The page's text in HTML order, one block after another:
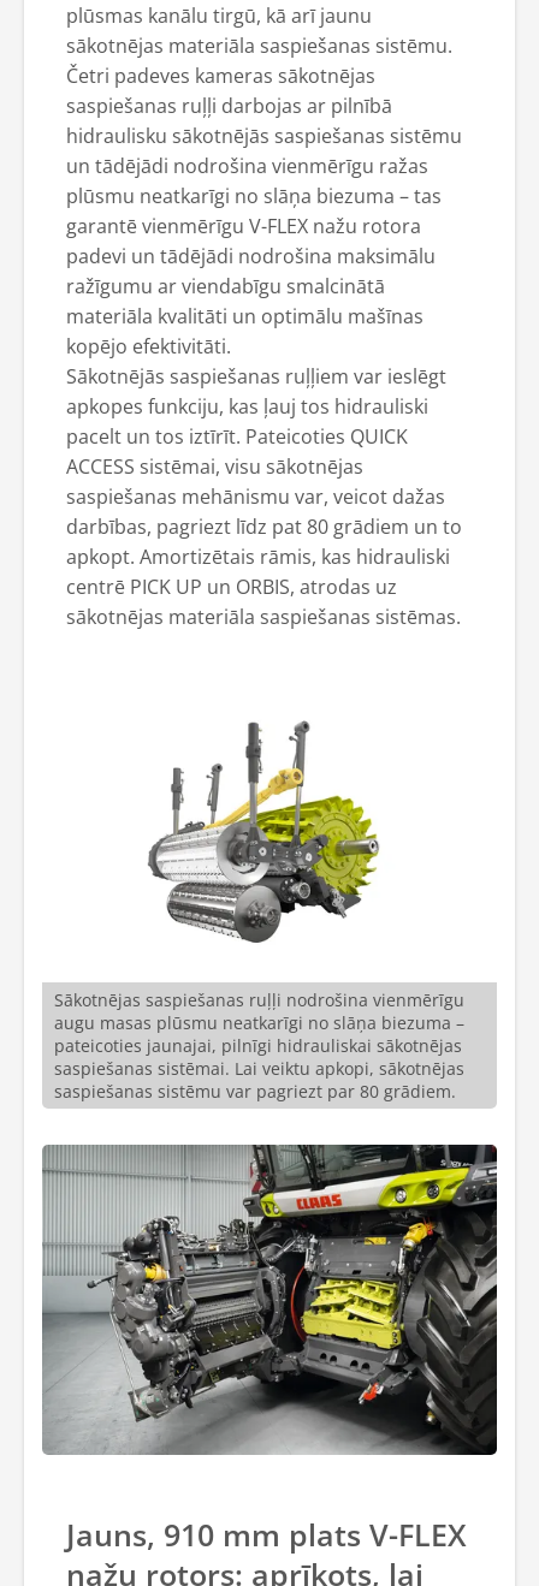
plūsmas kanālu tirgū, kā arī jaunu
sākotnējas materiāla saspiešanas sistēmu.
Četri padeves kameras sākotnējas
saspiešanas ruļļi darbojas ar pilnībā
hidraulisku sākotnējās saspiešanas sistēmu
un tādējādi nodrošina vienmērīgu ražas
plūsmu neatkarīgi no slāņa biezuma – tas
garantē vienmērīgu V-FLEX nažu rotora
padevi un tādējādi nodrošina maksimālu
ražīgumu ar viendabīgu smalcinātā
materiāla kvalitāti un optimālu mašīnas
kopējo efektivitāti.
Sākotnējās saspiešanas ruļļiem var ieslēgt
apkopes funkciju, kas ļauj tos hidrauliski
pacelt un tos iztīrīt. Pateicoties QUICK
ACCESS sistēmai, visu sākotnējas
saspiešanas mehānismu var, veicot dažas
darbības, pagriezt līdz pat 80 grādiem un to
apkopt. Amortizētais rāmis, kas hidrauliski
centrē PICK UP un ORBIS, atrodas uz
sākotnējas materiāla saspiešanas sistēmas.
Sākotnējas saspiešanas ruļļi nodrošina vienmērīgu
augu masas plūsmu neatkarīgi no slāņa biezuma –
pateicoties jaunajai, pilnīgi hidrauliskai sākotnējas
saspiešanas sistēmai. Lai veiktu apkopi, sākotnējas
saspiešanas sistēmu var pagriezt par 80 grādiem.
Jauns, 910 mm plats V-FLEX
nažu rotors: aprīkots, lai